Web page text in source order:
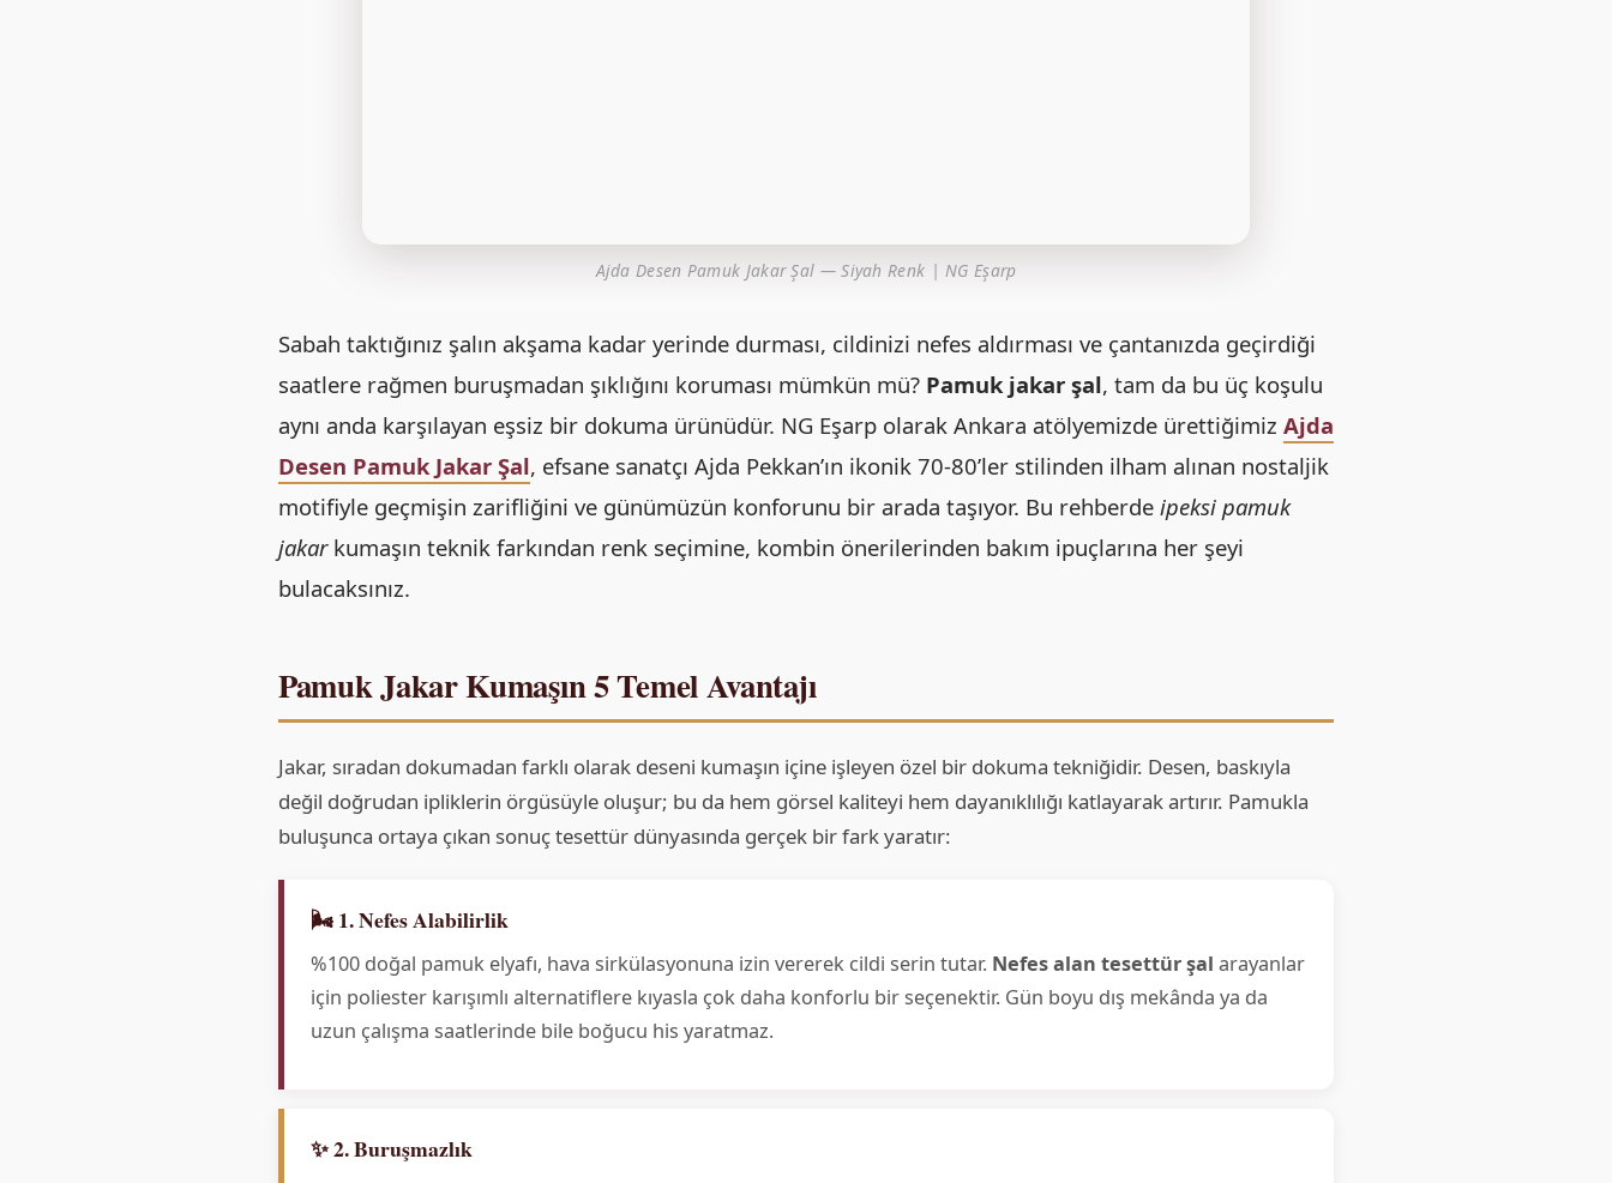
Ajda Desen Pamuk Jakar Şal — Siyah Renk | NG Eşarp
Sabah taktığınız şalın akşama kadar yerinde durması, cildinizi nefes aldırması ve çantanızda geçirdiği
saatlere rağmen buruşmadan şıklığını koruması mümkün mü? Pamuk jakar şal, tam da bu üç koşulu
aynı anda karşılayan eşsiz bir dokuma ürünüdür. NG Eşarp olarak Ankara atölyemizde ürettiğimiz Ajda
Desen Pamuk Jakar Şal, efsane sanatçı Ajda Pekkan’ın ikonik 70-80’ler stilinden ilham alınan nostaljik
motifiyle geçmişin zarifliğini ve günümüzün konforunu bir arada taşıyor. Bu rehberde ipeksi pamuk
jakarkumaşın teknik farkından renk seçimine, kombin önerilerinden bakım ipuçlarına her şeyi
bulacaksınız.
Pamuk Jakar Kumaşın 5 Temel Avantajı
Jakar, sıradan dokumadan farklı olarak deseni kumaşın içine işleyen özel bir dokuma tekniğidir. Desen, baskıyla
değil doğrudan ipliklerin örgüsüyle oluşur; bu da hem görsel kaliteyi hem dayanıklılığı katlayarak artırır. Pamukla
buluşunca ortaya çıkan sonuç tesettür dünyasında gerçek bir fark yaratır:
🌬️ 1. Nefes Alabilirlik
%100 doğal pamuk elyafı, hava sirkülasyonuna izin vererek cildi serin tutar. Nefes alan tesettür şal arayanlar
için poliester karışımlı alternatiflere kıyasla çok daha konforlu bir seçenektir. Gün boyu dış mekânda ya da
uzun çalışma saatlerinde bile boğucu his yaratmaz.
✨ 2. Buruşmazlık